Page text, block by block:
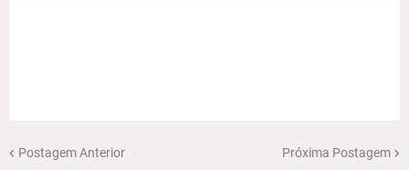
Postagem Anterior Próxima Postagem